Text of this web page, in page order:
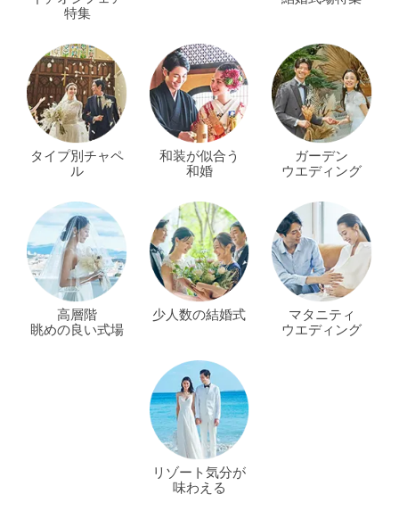
特集
タイプ別チャペ
ル
和装が似合う
和婚
ガーデン
ウエディング
高層階
眺めの良い式場
少人数の結婚式
マタニティ
ウエディング
リゾート気分が
味わえる